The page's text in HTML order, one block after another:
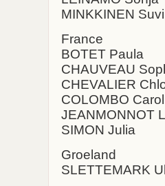
MINKKINEN Suvi
France
BOTET Paula
CHAUVEAU
CHEVALIER
COLOMBO
JEANMONNOT
SIMON Julia
Groeland
SLETTEMARK